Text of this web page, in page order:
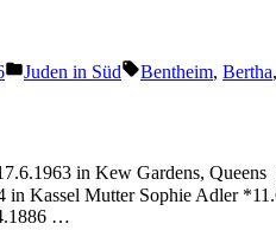
Veröffentlicht
Juden in Süd Schlagwörter:
Bentheim, Bertha,
in Kew Gardens,
Kassel Mutter Sophie Adler
…